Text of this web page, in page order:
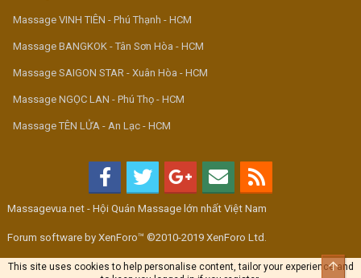
Massage VINH TIÊN - Phú Thạnh - HCM
Massage BANGKOK - Tân Sơn Hòa - HCM
Massage SAIGON STAR - Xuân Hòa - HCM
Massage NGỌC LAN - Phú Thọ - HCM
Massage TÊN LỬA - An Lạc - HCM
Massagevua.net - Hội Quán Massage lớn nhất Việt Nam
Forum software by XenForo™ ©2010-2019 XenForo Ltd.
This site uses cookies to help personalise content, tailor your experience and
Top